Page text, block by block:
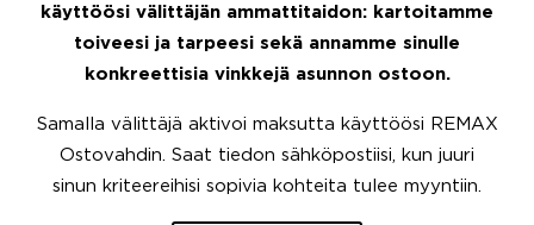
käyttöösi välittäjän ammattitaidon: kartoitamme
toiveesi ja tarpeesi sekä annamme sinulle
konkreettisia vinkkejä asunnon ostoon.
Samalla välittäjä aktivoi maksutta käyttöösi REMAX
Ostovahdin. Saat tiedon sähköpostiisi, kun juuri
sinun kriteereihisi sopivia kohteita tulee myyntiin.